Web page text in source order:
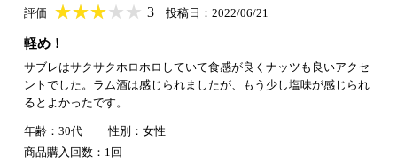
評価 ★★★★★
★★★★★ 3 投稿日：2022/06/21
軽め！
サブレはサクサクホロホロしていて食感が良くナッツも良いアクセ
ントでした。ラム酒は感じられましたが、もう少し塩味が感じられ
るとよかったです。
年齢：30代
性別：女性
商品購入回数：1回